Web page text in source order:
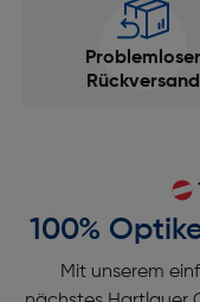
Problemloser
Rückversand
100%
Mit unserem